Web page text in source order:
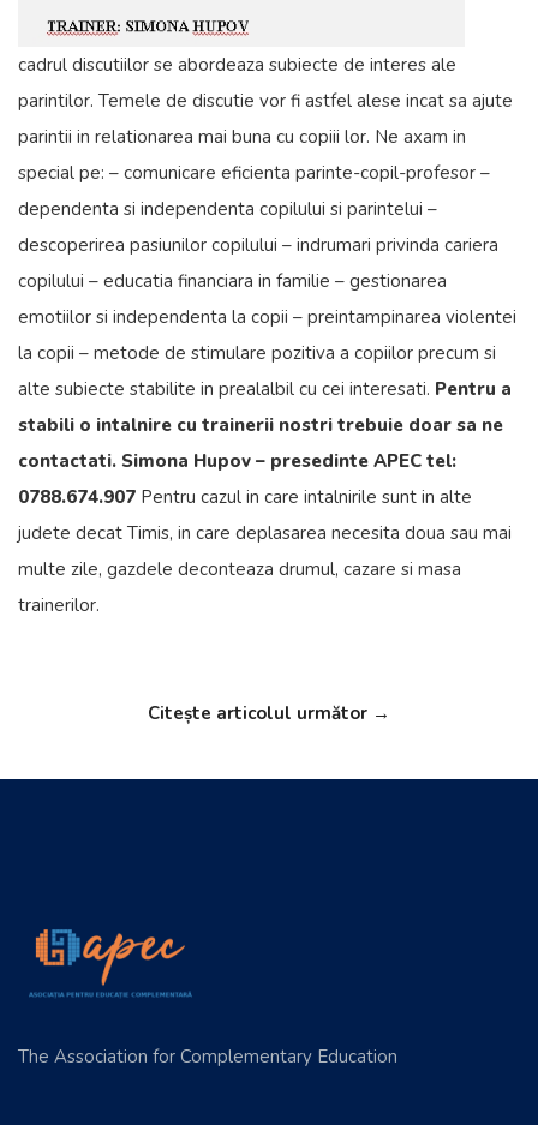
cadrul discutiilor se abordeaza subiecte de interes ale
parintilor. Temele de discutie vor fi astfel alese incat sa ajute
parintii in relationarea mai buna cu copiii lor. Ne axam in
special pe: – comunicare eficienta parinte-copil-profesor –
dependenta si independenta copilului si parintelui –
descoperirea pasiunilor copilului – indrumari privinda cariera
copilului – educatia financiara in familie – gestionarea
emotiilor si independenta la copii – preintampinarea violentei
la copii – metode de stimulare pozitiva a copiilor precum si
alte subiecte stabilite in prealalbil cu cei interesati. Pentru a
stabili o intalnire cu trainerii nostri trebuie doar sa ne
contactati. Simona Hupov – presedinte APEC tel:
0788.674.907 Pentru cazul in care intalnirile sunt in alte
judete decat Timis, in care deplasarea necesita doua sau mai
multe zile, gazdele deconteaza drumul, cazare si masa
trainerilor.
Citește articolul următor →
The Association for Complementary Education